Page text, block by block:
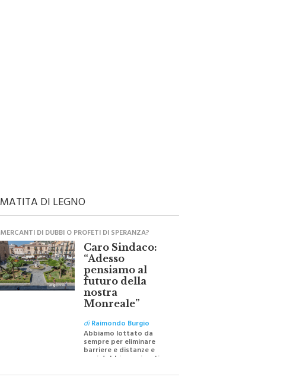
MATITA DI LEGNO
MERCANTI DI DUBBI O PROFETI DI SPERANZA?
Caro Sindaco:
“Adesso
pensiamo al
futuro della
nostra
Monreale”
diRaimondo Burgio
Abbiamo lottato da
sempre per eliminare
barriere e distanze e
oggi dobbiamo ripartire